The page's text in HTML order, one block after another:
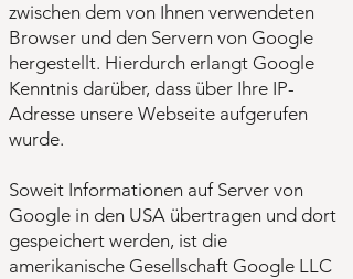
zwischen dem von Ihnen verwendeten
Browser und den Servern von Google
hergestellt. Hierdurch erlangt Google
Kenntnis darüber, dass über Ihre IP-
Adresse unsere Webseite aufgerufen
wurde.
Soweit Informationen auf Server von
Google in den USA übertragen und dort
gespeichert werden, ist die
amerikanische Gesellschaft Google LLC